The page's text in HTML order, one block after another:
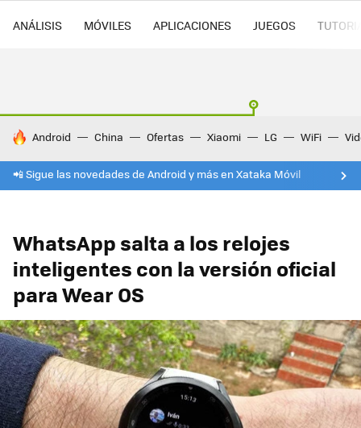
ANÁLISIS MÓVILES APLICACIONES JUEGOS
HOY SE HABLA DE
Android China Ofertas Xiaomi LG WiFi
📲 Sigue las novedades de Android y más en Xataka Móvil
WhatsApp salta a los relojes
inteligentes con la versión oficial
para Wear OS